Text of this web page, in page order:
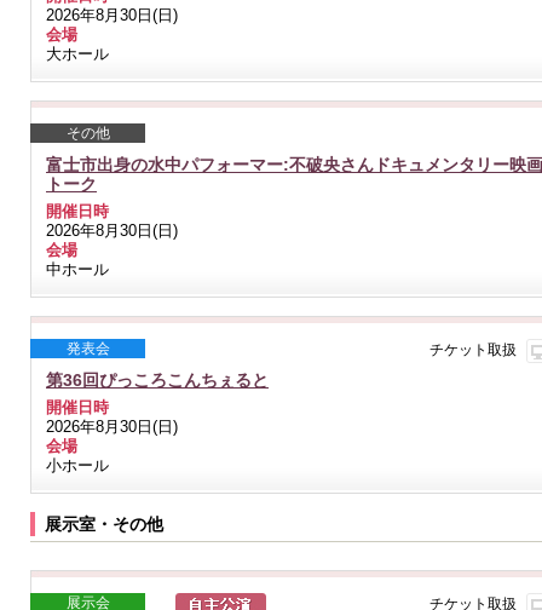
2026年8月30日(日)
会場
大ホール
その他
富士市出身の水中パフォーマー:不破央さんドキュメンタリー映
トーク
開催日時
2026年8月30日(日)
会場
中ホール
発表会 チケット取扱
第36回ぴっころこんちぇると
開催日時
2026年8月30日(日)
会場
小ホール
展示室・その他
展示会 チケット取扱